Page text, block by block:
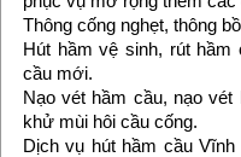
Thông cống nghẹt, thông
Hút hầm vệ sinh, rút hầm
cầu mới.
Nạo vét hầm cầu, nạo vét
khử mùi hôi cầu cống.
Dịch vụ hút hầm cầu